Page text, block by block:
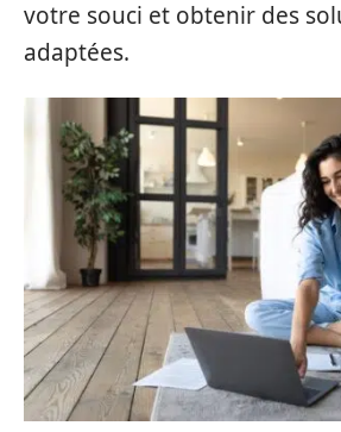
votre souci et obtenir des
adaptées.